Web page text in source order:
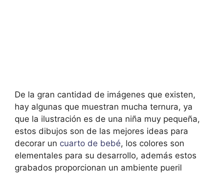
De la gran cantidad de imágenes que existen,
hay algunas que muestran mucha ternura, ya
que la ilustración es de una niña muy pequeña,
estos dibujos son de las mejores ideas para
decorar un cuarto de bebé, los colores son
elementales para su desarrollo, además estos
grabados proporcionan un ambiente pueril